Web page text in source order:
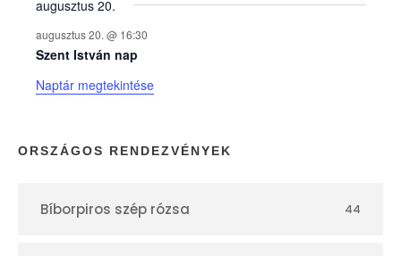
k
n
a
p
augusztus 20.
augusztus 20. @ 16:30
Szent István nap
Naptár megtekintése
ORSZÁGOS RENDEZVÉNYEK
Bíborpiros szép rózsa 44